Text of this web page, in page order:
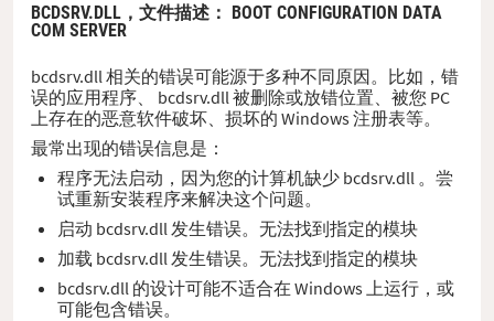
BCDSRV.DLL， 文件描述 ： BOOT CONFIGURATION DATA
COM SERVER
bcdsrv.dll 相关的错误可能源于多种不同原因。比如，错
误的应用程序、 bcdsrv.dll 被删除或放错位置、被您 PC
上存在的恶意软件破坏、损坏的 Windows 注册表等。
最常出现的错误信息是：
程序无法启动，因为您的计算机缺少 bcdsrv.dll 。尝
试重新安装程序来解决这个问题。
启动 bcdsrv.dll 发生错误。无法找到指定的模块
加载 bcdsrv.dll 发生错误。无法找到指定的模块
bcdsrv.dll 的设计可能不适合在 Windows 上运行，或
可能包含错误。